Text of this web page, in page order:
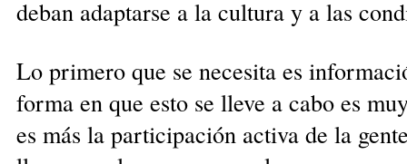
deban adaptarse a la cultura y a las
Lo primero que se necesita es
forma en que esto se lleve a cabo es
es más la participación activa de la